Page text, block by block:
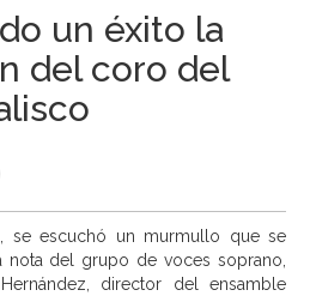
un éxito la
del coro del
se escuchó un murmullo que se
nota del grupo de voces soprano,
director del ensamble